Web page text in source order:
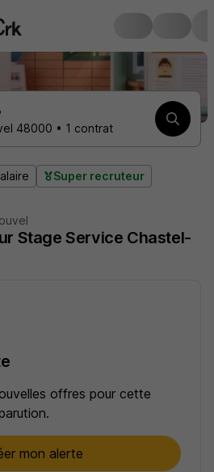
48000 • 1 contrat
Super recruteur
Stage Service Chastel-
offres pour cette
mon alerte